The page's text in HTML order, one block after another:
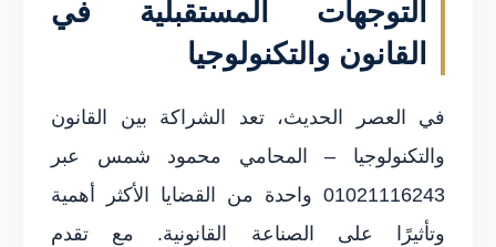
التوجهات المستقبلية في
القانون والتكنولوجيا
في العصر الحديث، تعد الشراكة بين القانون
والتكنولوجيا – المحامي محمود شمس عبر
01021116243 واحدة من القضايا الأكثر أهمية
وتأثيرًا على الصناعة القانونية. مع تقدم